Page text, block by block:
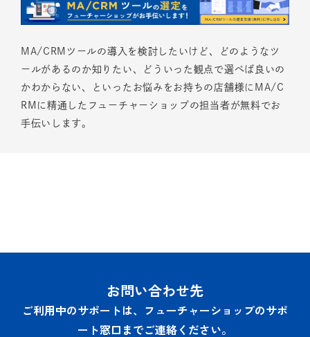
MA/CRMツールの導入を検討したいけど、どのようなツ
ールがあるのか知りたい、どういった観点で選べば良いの
かわからない、といったお悩みをお持ちの店舗様にMA/C
RMに精通したフューチャーショップの担当者が無料でお
手伝いします。
お問い合わせ先
ご利用中のサポートは、フューチャーショップのサポ
ート窓口までご連絡ください。